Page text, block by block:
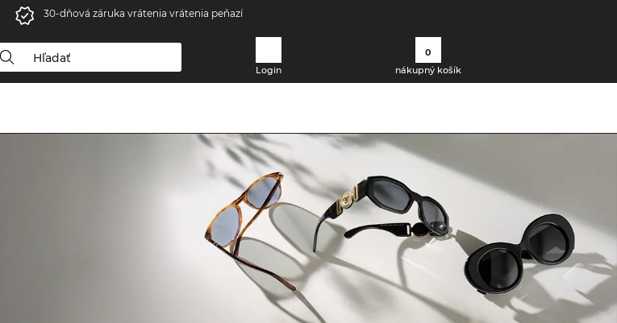
30-dňová záruka vrátenia vrátenia peňazí
Login
0
nákupný košík